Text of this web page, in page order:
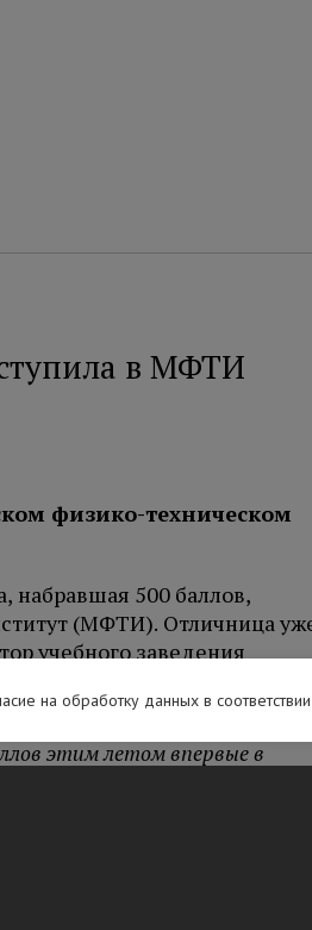
в МФТИ
физико-техническом
набравшая 500 баллов,
(МФТИ). Отличница
учебного заведения
этим летом впервые в
на обработку данных в